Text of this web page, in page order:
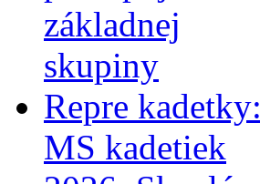
základnej
skupiny
Repre kadetky:
MS kadetiek